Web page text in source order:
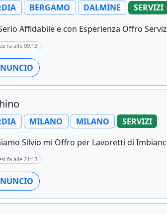
BERGAMO DALMINE
SERVIZI
Affidabile e con Esperienza Offro
fa alle 09:13
MILANO MILANO
SERVIZI
Silvio mi Offro per Lavoretti di
fa alle 21:13